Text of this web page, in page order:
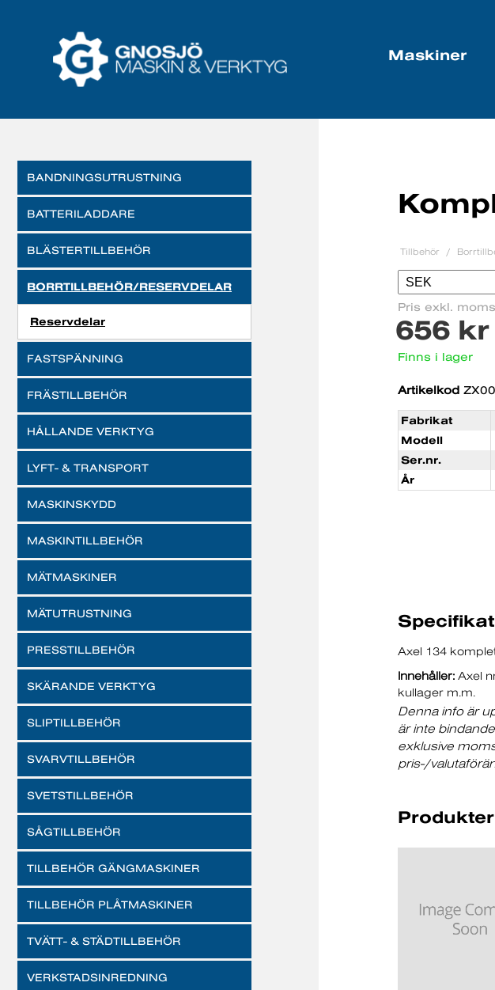
Maskiner
BANDNINGSUTRUSTNING
BATTERILADDARE
BLÄSTERTILLBEHÖR
BORRTILLBEHÖR/RESERVDELAR
Reservdelar
FASTSPÄNNING
FRÄSTILLBEHÖR
HÅLLANDE VERKTYG
LYFT- & TRANSPORT
MASKINSKYDD
MASKINTILLBEHÖR
MÄTMASKINER
MÄTUTRUSTNING
PRESSTILLBEHÖR
SKÄRANDE VERKTYG
SLIPTILLBEHÖR
SVARVTILLBEHÖR
SVETSTILLBEHÖR
SÅGTILLBEHÖR
TILLBEHÖR GÄNGMASKINER
TILLBEHÖR PLÅTMASKINER
TVÄTT- & STÄDTILLBEHÖR
VERKSTADSINREDNING
Tillbehör
Pris exkl.
656 kr
Finns i lager
Artikelkod
Fabrikat
Modell
Ser.nr.
År
Axel 134
Innehåller: Axel
kullager m.m.
Denna info är
är inte
exklusive
pris-/